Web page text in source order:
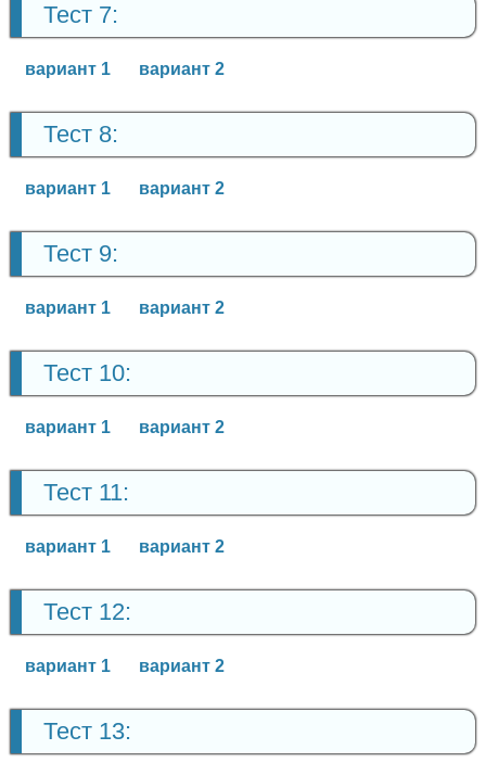
Тест 7:
вариант 1 вариант 2
Тест 8:
вариант 1 вариант 2
Тест 9:
вариант 1 вариант 2
Тест 10:
вариант 1 вариант 2
Тест 11:
вариант 1 вариант 2
Тест 12:
вариант 1 вариант 2
Тест 13: